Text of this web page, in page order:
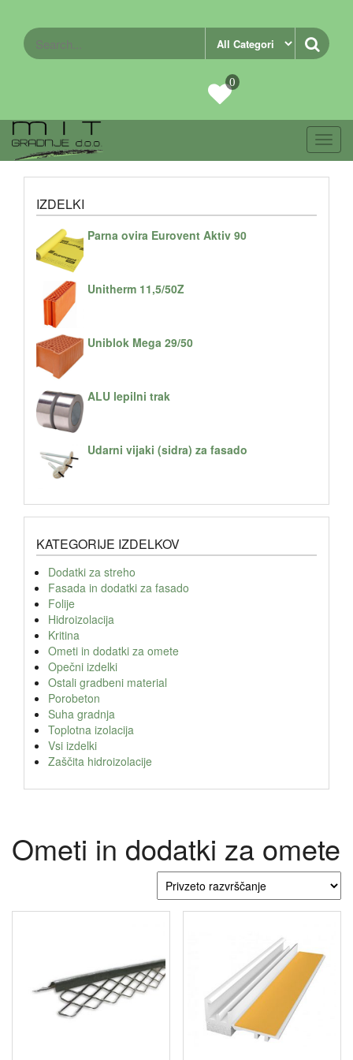
0
IZDELKI
Parna ovira Eurovent Aktiv 90
Unitherm 11,5/50Z
Uniblok Mega 29/50
ALU lepilni trak
Udarni vijaki (sidra) za fasado
KATEGORIJE IZDELKOV
Dodatki za streho
Fasada in dodatki za fasado
Folije
Hidroizolacija
Kritina
Ometi in dodatki za omete
Opečni izdelki
Ostali gradbeni material
Porobeton
Suha gradnja
Toplotna izolacija
Vsi izdelki
Zaščita hidroizolacije
Ometi in dodatki za omete